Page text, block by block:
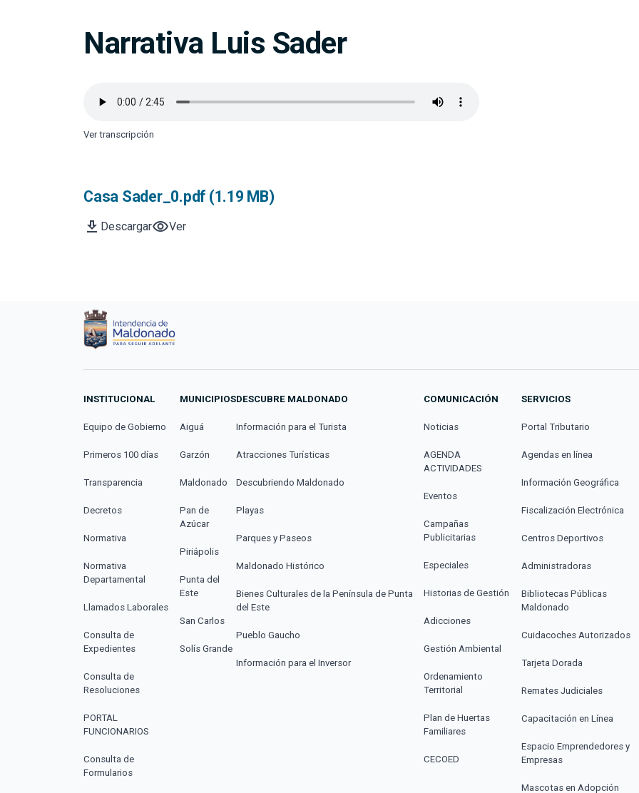
Narrativa Luis Sader
Ver transcripción
Casa Sader_0.pdf (1.19 MB)
download DescargarvisibilityVer
INSTITUCIONAL
Equipo de Gobierno
Primeros 100 días
Transparencia
Decretos
Normativa
Normativa
Departamental
Llamados Laborales
Consulta de
Expedientes
Consulta de
Resoluciones
PORTAL
FUNCIONARIOS
Consulta de
Formularios
MUNICIPIOS
Aiguá
Garzón
Maldonado
Pan de
Azúcar
Piriápolis
Punta del
Este
San Carlos
Solís Grande
DESCUBRE MALDONADO
Información para el Turista
Atracciones Turísticas
Descubriendo Maldonado
Playas
Parques y Paseos
Maldonado Histórico
Bienes Culturales de la Península de Punta
del Este
Pueblo Gaucho
Información para el Inversor
COMUNICACIÓN
Noticias
AGENDA
ACTIVIDADES
Eventos
Campañas
Publicitarias
Especiales
Historias de Gestión
Adicciones
Gestión Ambiental
Ordenamiento
Territorial
Plan de Huertas
Familiares
CECOED
SERVICIOS
Portal Tributario
Agendas en línea
Información Geográfica
Fiscalización Electrónica
Centros Deportivos
Administradoras
Bibliotecas Públicas
Maldonado
Cuidacoches Autorizados
Tarjeta Dorada
Remates Judiciales
Capacitación en Línea
Espacio Emprendedores y
Empresas
Mascotas en Adopción